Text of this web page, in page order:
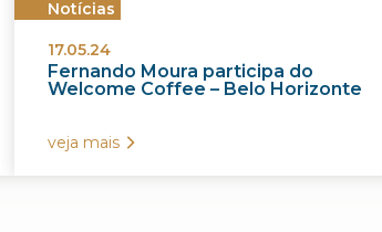
Notícias
17.05.24
Fernando Moura participa do
Welcome Coffee – Belo Horizonte
veja mais